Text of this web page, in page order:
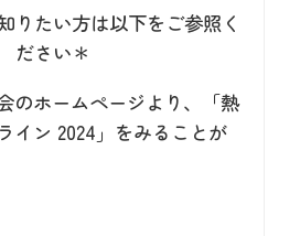
りたい方は以下をご参照く
ださい＊
のホームページより、「熱
イン 2024」をみることが